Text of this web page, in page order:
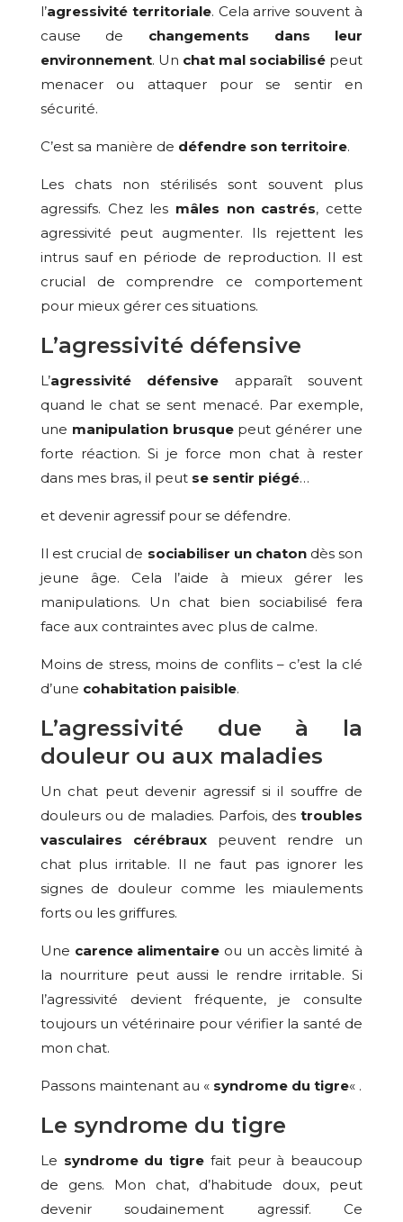
l’agressivité territoriale. Cela arrive souvent à
cause de changements dans leur
environnement. Un chat mal sociabilisé peut
menacer ou attaquer pour se sentir en
sécurité.
C’est sa manière de défendre son territoire.
Les chats non stérilisés sont souvent plus
agressifs. Chez les mâles non castrés, cette
agressivité peut augmenter. Ils rejettent les
intrus sauf en période de reproduction. Il est
crucial de comprendre ce comportement
pour mieux gérer ces situations.
L’agressivité défensive
L’agressivité défensive apparaît souvent
quand le chat se sent menacé. Par exemple,
une manipulation brusquepeut générer une
forte réaction. Si je force mon chat à rester
dans mes bras, il peut se sentir piégé…
et devenir agressif pour se défendre.
Il est crucial de sociabiliser un chatondès son
jeune âge. Cela l’aide à mieux gérer les
manipulations. Un chat bien sociabilisé fera
face aux contraintes avec plus de calme.
Moins de stress, moins de conflits – c’est la clé
d’une cohabitation paisible.
L’agressivité due à la
douleur ou aux maladies
Un chat peut devenir agressif si il souffre de
douleurs ou de maladies. Parfois, destroubles
vasculaires cérébrauxpeuvent rendre un
chat plus irritable. Il ne faut pas ignorer les
signes de douleur comme les miaulements
forts ou les griffures.
Une carence alimentaire ou un accès limité à
la nourriture peut aussi le rendre irritable. Si
l’agressivité devient fréquente, je consulte
toujours un vétérinaire pour vérifier la santé de
mon chat.
Passons maintenant au « syndrome du tigre« .
Le syndrome du tigre
Le syndrome du tigre fait peur à beaucoup
de gens. Mon chat, d’habitude doux, peut
devenir soudainement agressif. Ce